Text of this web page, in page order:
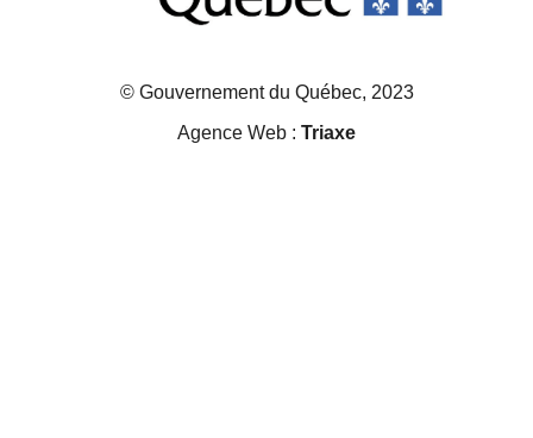
© Gouvernement du Québec, 2023
Agence Web : Triaxe